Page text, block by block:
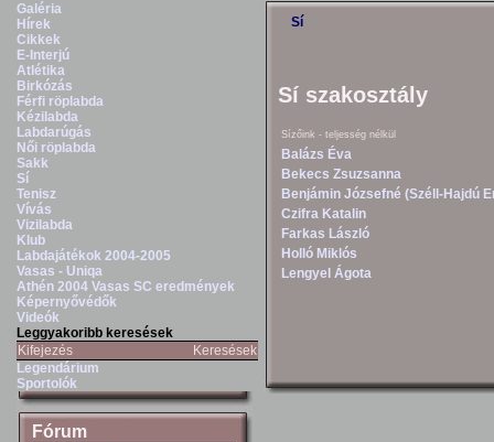
Galéria
Hírek
Cikkek
E-Interjú
Atlétika
Birkózás
Férfi röplabda
Kézilabda
Labdarúgás
Női röplabda
Sakk
Sí
Tenisz
Vívás
Vizilabda
Klub
Labdajátékok 2004-2005
Vasas - Uniqa
Athén 2004 Vasas SC eredmények
Képernyővédők
Videók
Leggyakoribb keresések
Kifejezés
Keresések
Legendárium
Sportolók
Fórum
Sí
Sí szakosztály
Sízőink - teljesség nélkül
Balázs Éva
Bekecs Zsuzsanna
Benjámin Józsefné (Széll-Hajdú
Czifra Katalin
Farkas László
Holló Miklós
Lengyel Ágota